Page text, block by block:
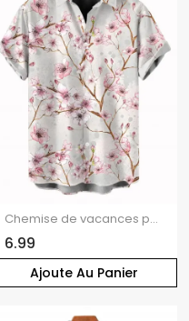
Ajoute Au Panier
Chemise de vacances pour homme, imprimé floral de fleurs de pêcher, chemise boutonnée
6.99